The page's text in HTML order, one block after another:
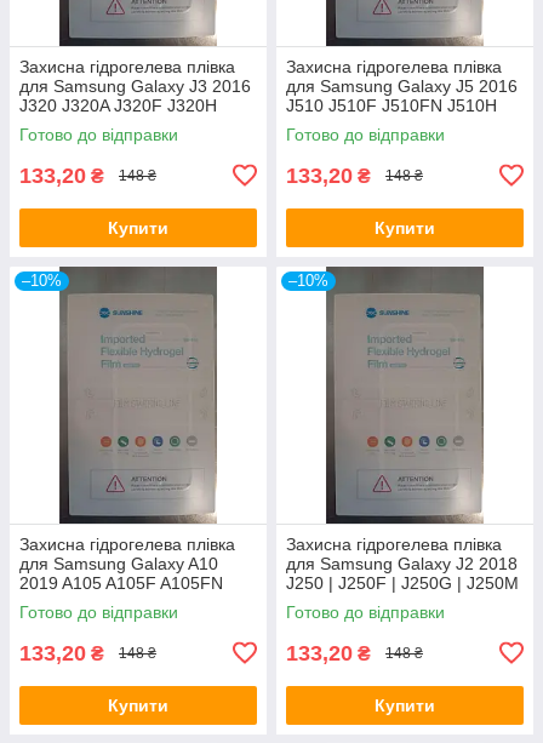
Захисна гідрогелева плівка
для Samsung Galaxy J3 2016
J320 J320A J320F J320H
J320M J320P J320Y J3109
Готово до відправки
133,20 ₴ 148 ₴
Купити
Захисна гідрогелева плівка
для Samsung Galaxy J5 2016
J510 J510F J510FN J510H
J510G J510M J510Y J5108
Готово до відправки
133,20 ₴ 148 ₴
Купити
–10%
Захисна гідрогелева плівка
для Samsung Galaxy A10
2019 A105 A105F A105FN
A105G A105M
Готово до відправки
133,20 ₴ 148 ₴
Купити
–10%
Захисна гідрогелева плівка
для Samsung Galaxy J2 2018
J250 | J250F | J250G | J250M
Готово до відправки
133,20 ₴ 148 ₴
Купити